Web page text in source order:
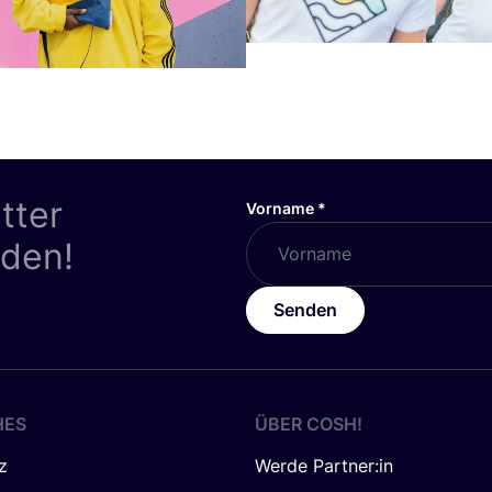
Vorname *
Senden
ÜBER COSH!
Werde Partner:in